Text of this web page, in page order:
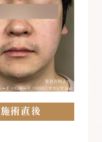
施術直後